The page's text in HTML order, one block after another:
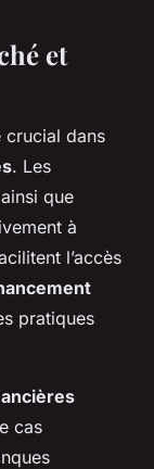
et
crucial dans
. Les
que
à
l’accès
pratiques
cas